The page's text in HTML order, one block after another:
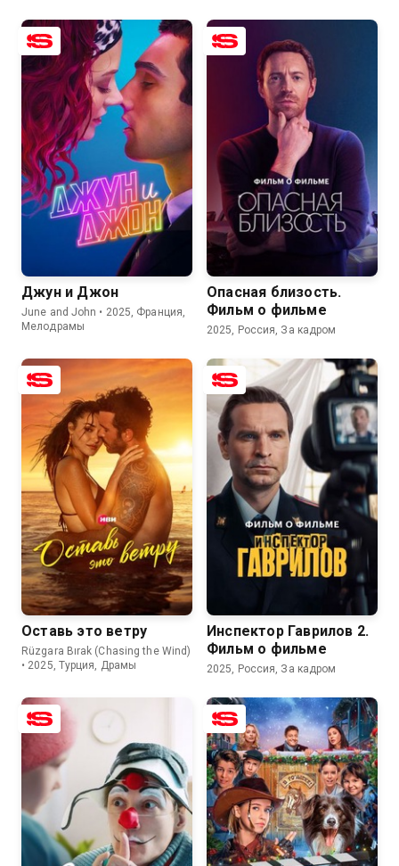
5.1
Джун и Джон
June and John • 2025, Франция,
Мелодрамы
Опасная близость.
Фильм о фильме
2025, Россия, За кадром
7.5 5.9
Оставь это ветру
Rüzgara Bırak (Chasing the Wind)
• 2025, Турция, Драмы
8.3
Инспектор Гаврилов 2.
Фильм о фильме
2025, Россия, За кадром